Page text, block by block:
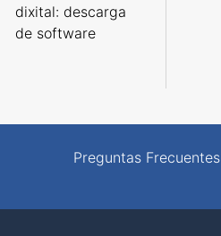
dixital: descarga
de software
Preguntas Frecuentes